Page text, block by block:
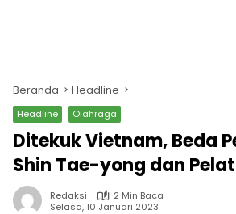
Beranda Headline
Headline Olahraga
Ditekuk Vietnam, Beda
Shin Tae-yong dan
Redaksi
2 Min Baca
Selasa, 10 Januari 2023